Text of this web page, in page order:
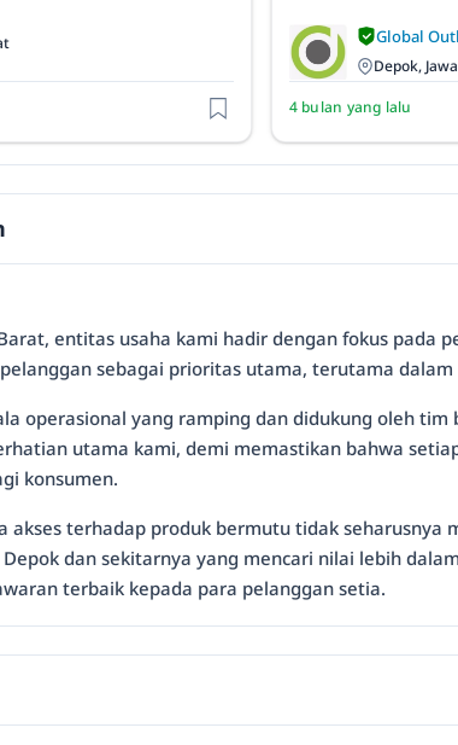
Global
Depok,
4 bulan yang lalu
entitas usaha kami hadir dengan fokus
sebagai prioritas utama, terutama
operasional yang ramping dan didukung oleh
utama kami, demi memastikan bahwa
konsumen.
akses terhadap produk bermutu tidak
dan sekitarnya yang mencari nilai lebih
terbaik kepada para pelanggan setia.